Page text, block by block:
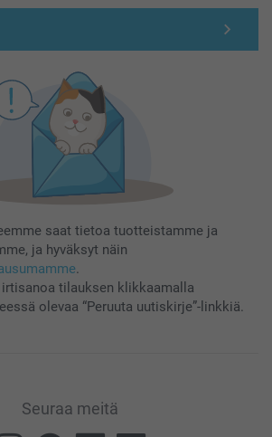
saat tietoa tuotteistamme ja
ja hyväksyt näin
.
tilauksen klikkaamalla
olevaa “Peruuta uutiskirje”-linkkiä.
Seuraa meitä